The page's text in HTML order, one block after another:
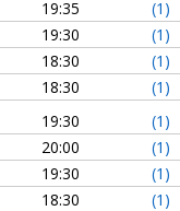
19:35 (1)
19:30 (1)
18:30 (1)
18:30
(1)
19:30 (1)
20:00 (1)
19:30 (1)
18:30 (1)